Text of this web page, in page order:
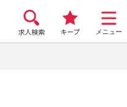
求人検索 キープ メニュー